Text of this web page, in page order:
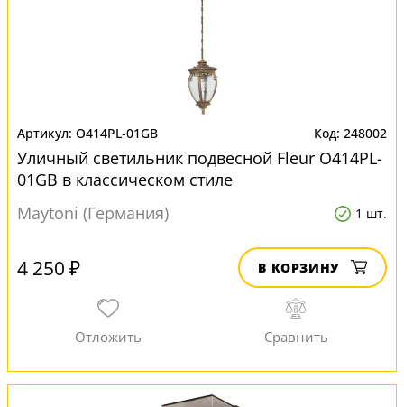
O414PL-01GB 248002
Уличный светильник подвесной Fleur O414PL-
01GB в классическом стиле
Maytoni (Германия)
1 шт.
4 250 ₽ В КОРЗИНУ